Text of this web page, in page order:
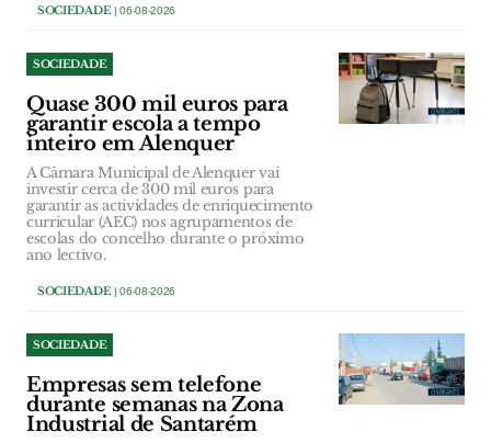
SOCIEDADE| 06-08-2026
SOCIEDADE
Quase 300 mil euros para
garantir escola a tempo
inteiro em Alenquer
A Câmara Municipal de Alenquer vai
investir cerca de 300 mil euros para
garantir as actividades de enriquecimento
curricular (AEC) nos agrupamentos de
escolas do concelho durante o próximo
ano lectivo.
SOCIEDADE| 06-08-2026
SOCIEDADE
Empresas sem telefone
durante semanas na Zona
Industrial de Santarém